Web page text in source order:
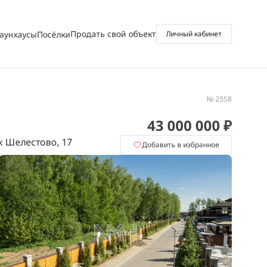
ПосёлкиПродать свой объект Личный кабинет
№ 2558
Шелестово, 17
43 000 000 ₽
Добавить в избранное